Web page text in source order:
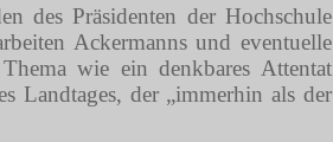
des Präsidenten der Hochschule
Ackermanns und eventuelle
wie ein denkbares Attentat
Landtages, der „immerhin als der